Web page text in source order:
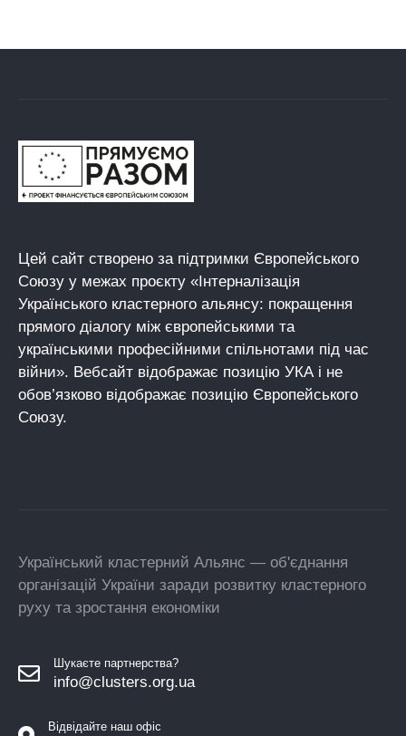
Цей сайт створено за підтримки Європейського
Союзу у межах проєкту «Інтерналізація
Українського кластерного альянсу: покращення
прямого діалогу між європейськими та
українськими професійними спільнотами під час
війни». Вебсайт відображає позицію УКА і не
обов’язково відображає позицію Європейського
Союзу.
Український кластерний Альянс — об'єднання
організацій України заради розвитку кластерного
руху та зростання економіки
Шукаєте партнерства?
info@clusters.org.ua
Відвідайте наш офіс